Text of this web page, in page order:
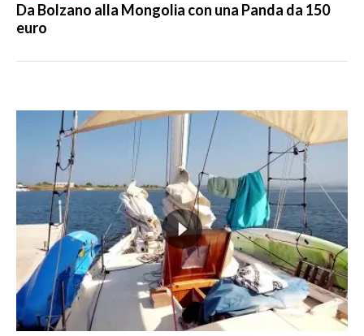
Da Bolzano alla Mongolia con una Panda da 150
euro